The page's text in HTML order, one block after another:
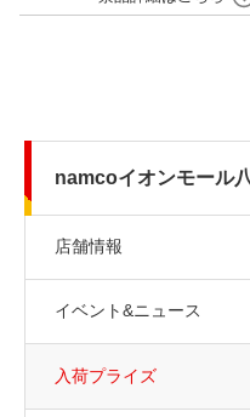
namcoイオンモール
店舗情報
イベント&ニュース
入荷プライズ